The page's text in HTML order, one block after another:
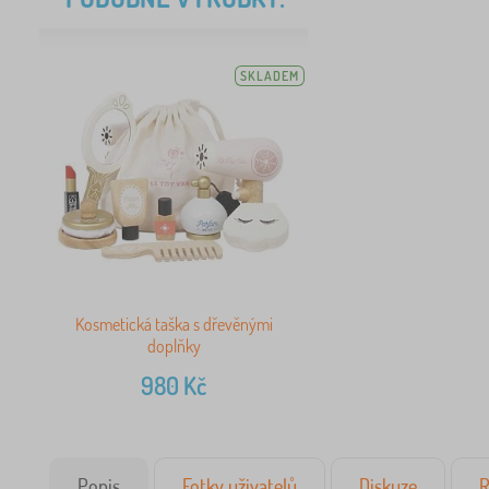
SKLADEM
Kosmetická taška s dřevěnými
doplňky
980 Kč